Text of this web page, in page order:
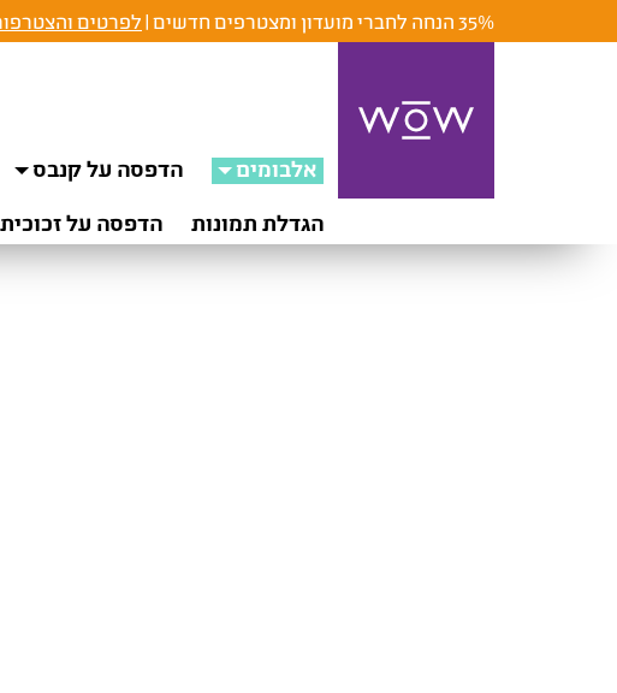
35% הנחה לחברי מועדון ומצטרפים חדשים | לפרטים
אלבומים הדפסה על קנבס
הגדלת תמונות
הדפסה על זכוכית